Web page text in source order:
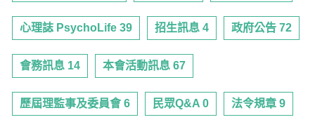
心理誌 PsychoLife 39 招生訊息 4 政府公告 72
會務訊息 14 本會活動訊息 67
歷屆理監事及委員會 6 民眾Q&A 0 法令規章 9